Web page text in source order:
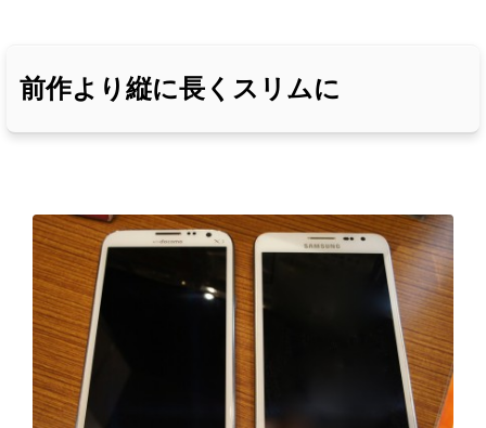
前作より縦に長くスリムに